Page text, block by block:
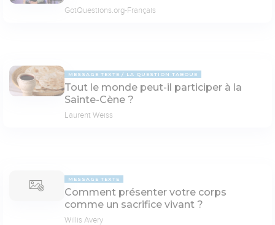
GotQuestions.org-Français
MESSAGE TEXTE LA QUESTION TABOUE
Tout le monde peut-il participer à la
Sainte-Cène ?
Laurent Weiss
MESSAGE TEXTE
Comment présenter votre corps
comme un sacrifice vivant ?
Willis Avery